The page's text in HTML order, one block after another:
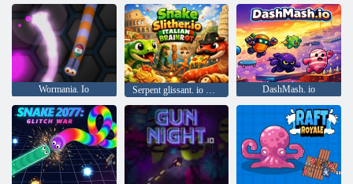
Wormania. Io Serpent glissant. io Brainrot italien DashMash. io